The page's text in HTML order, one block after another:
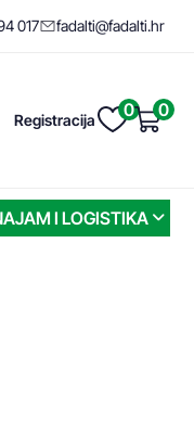
017 fadalti@fadalti.hr
Registracija 0 0
I LOGISTIKA